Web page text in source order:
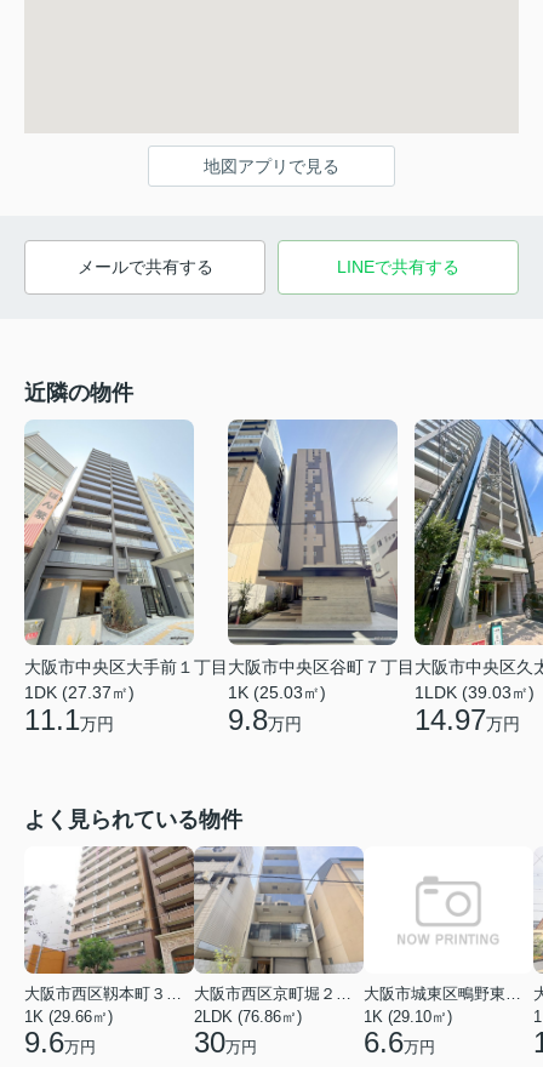
地図アプリで見る
メールで共有する LINEで共有する
近隣の物件
大阪市中央区大手前１丁目
1DK (27.37㎡)
11.1万円
大阪市中央区谷町７丁目
1K (25.03㎡)
9.8万円
大阪市中央区久
1LDK (39.03㎡)
14.97万円
よく見られている物件
大阪市西区靱本町３丁目
1K (29.66㎡)
9.6万円
大阪市西区京町堀２丁目
2LDK (76.86㎡)
30万円
大阪市城東区鴫野東３丁目
1K (29.10㎡)
6.6万円